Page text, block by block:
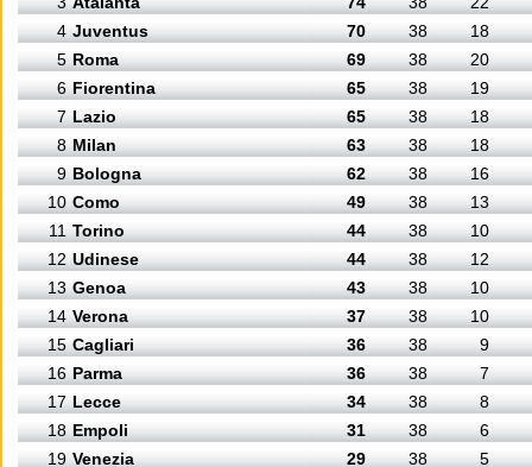
4 Juventus 70 38
18
5 Roma 69 38
20
6 Fiorentina 65 38
19
7 Lazio 65 38
18
8 Milan 63 38
18
9 Bologna 62 38
16
10 Como 49 38
13
11 Torino 44 38
10
12 Udinese 44 38
12
13 Genoa 43 38
10
14 Verona 37 38
10
15 Cagliari 36 38
9
16 Parma 36 38
7
17 Lecce 34 38
8
18 Empoli 31 38
6
19 Venezia 29 38
5